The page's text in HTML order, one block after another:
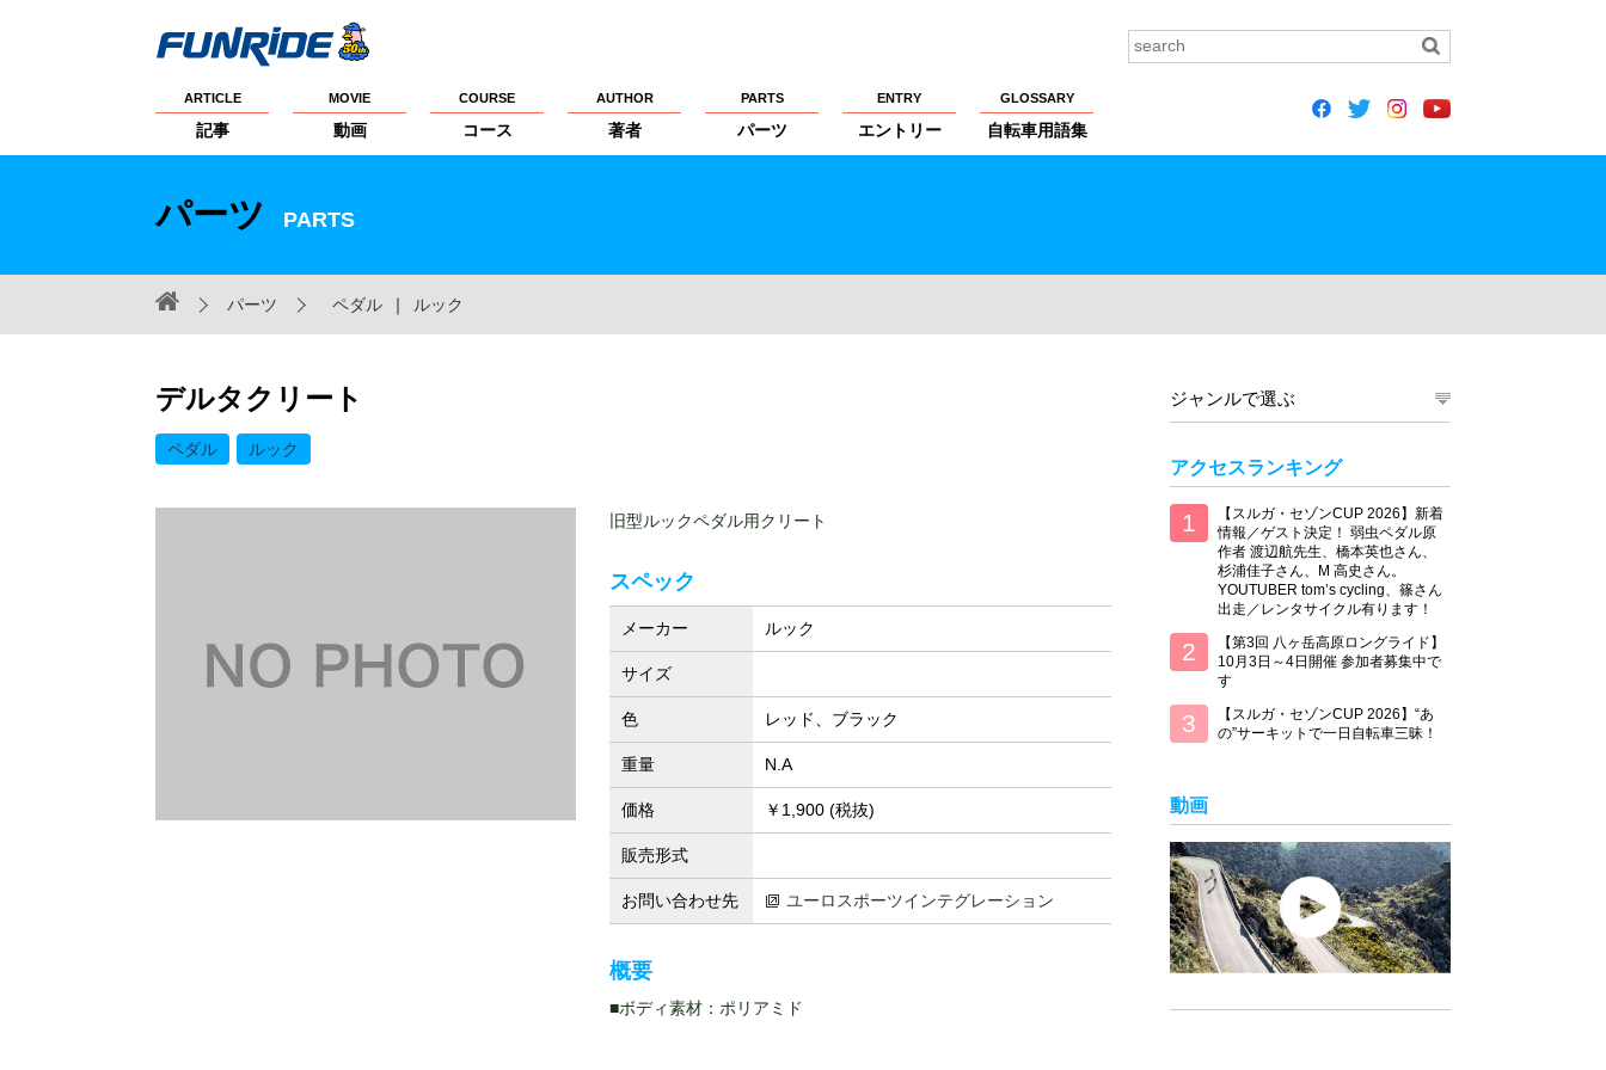
ARTICLE
記事
MOVIE
動画
COURSE
コース
AUTHOR
著者
PARTS
パーツ
ENTRY
エントリー
GLOSSARY
自転車用語集
パーツ PARTS
パーツ ペダル ｜ ルック
デルタクリート
ペダル ルック
旧型ルックペダル用クリート
スペック
メーカー ルック
サイズ
色 レッド、ブラック
重量 N.A
価格 ￥1,900 (税抜)
販売形式
お問い合わせ先 ユーロスポーツインテグレーション
概要
■ボディ素材：ポリアミド
ジャンルで選ぶ
アクセスランキング
【スルガ・セゾンCUP 2026】新着
情報／ゲスト決定！ 弱虫ペダル原
作者 渡辺航先生、橋本英也さん、
杉浦佳子さん、M 高史さん。
YOUTUBER tom’s cycling、篠さん
出走／レンタサイクル有ります！
【第3回 八ヶ岳高原ロングライド】
10月3日～4日開催 参加者募集中で
す
【スルガ・セゾンCUP 2026】“あ
の”サーキットで一日自転車三昧！
動画